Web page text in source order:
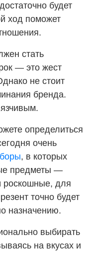
будет
ход поможет
стать
— это жест
не стоит
бренда.
определиться
очень
, в которых
предметы —
роскошные, для
точно будет
назначению.
выбирать
на вкусах и